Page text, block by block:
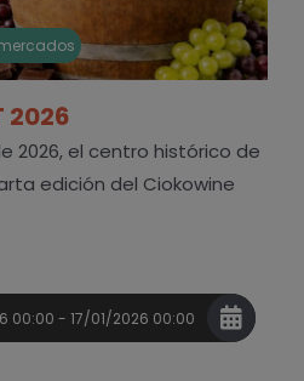
2026
2026, el centro histórico de
edición del Ciokowine
00:00 - 17/01/2026 00:00